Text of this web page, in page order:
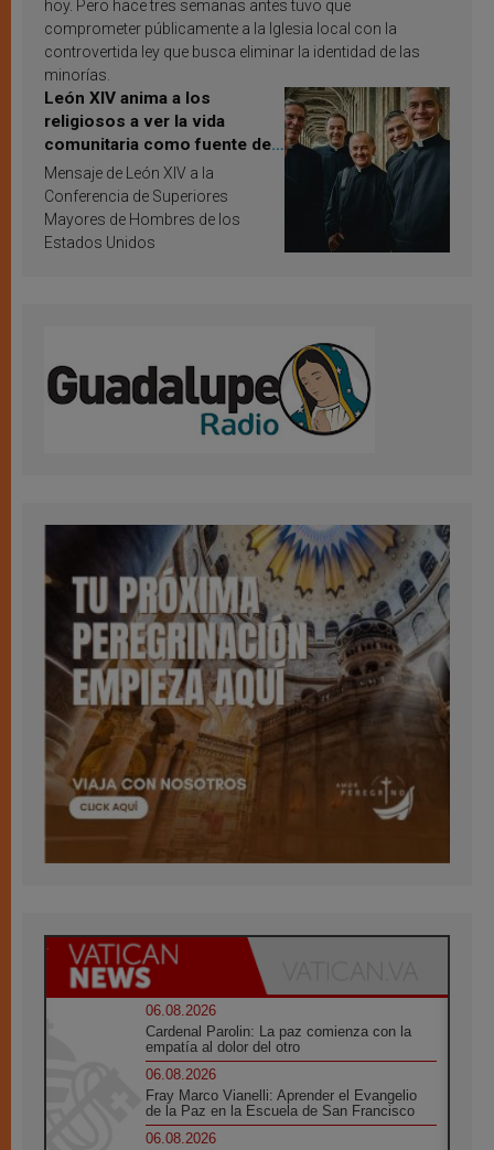
hoy. Pero hace tres semanas antes tuvo que
comprometer públicamente a la Iglesia local con la
controvertida ley que busca eliminar la identidad de las
minorías.
León XIV anima a los
religiosos a ver la vida
comunitaria como fuente de
inspiración y santificación
Mensaje de León XIV a la
Conferencia de Superiores
Mayores de Hombres de los
Estados Unidos
06.08.2026
Cardenal Parolin: La paz comienza con la
empatía al dolor del otro
06.08.2026
Fray Marco Vianelli: Aprender el Evangelio
de la Paz en la Escuela de San Francisco
06.08.2026